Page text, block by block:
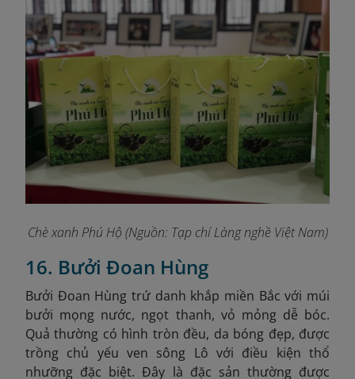
Chè xanh Phú Hộ (Nguồn: Tạp chí Làng nghề Việt Nam)
16. Bưởi Đoan Hùng
Bưởi Đoan Hùng trứ danh khắp miền Bắc với múi
bưởi mọng nước, ngọt thanh, vỏ mỏng dễ bóc.
Quả thường có hình tròn đều, da bóng đẹp, được
trồng chủ yếu ven sông Lô với điều kiện thổ
nhưỡng đặc biệt. Đây là đặc sản thường được